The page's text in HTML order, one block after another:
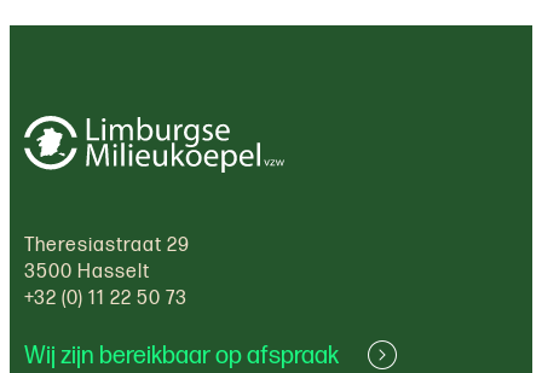
Theresiastraat 29
3500 Hasselt
+32 (0) 11 22 50 73
Wij zijn bereikbaar op afspraak